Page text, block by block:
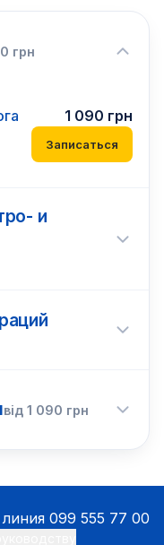
грн
1 090 грн
Записаться
и
від 1 090 грн
линия 099 555 77 00